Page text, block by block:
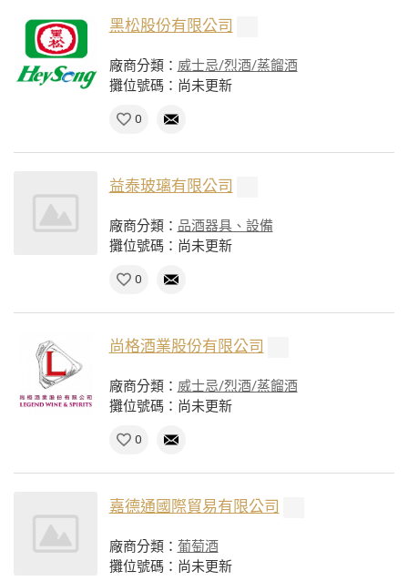
黑松股份有限公司
廠商分類： 威士忌/烈酒/蒸餾酒
攤位號碼：尚未更新
0
益泰玻璃有限公司
廠商分類： 品酒器具、設備
攤位號碼：尚未更新
0
尚格酒業股份有限公司
廠商分類： 威士忌/烈酒/蒸餾酒
攤位號碼：尚未更新
0
嘉德通國際貿易有限公司
廠商分類： 葡萄酒
攤位號碼：尚未更新